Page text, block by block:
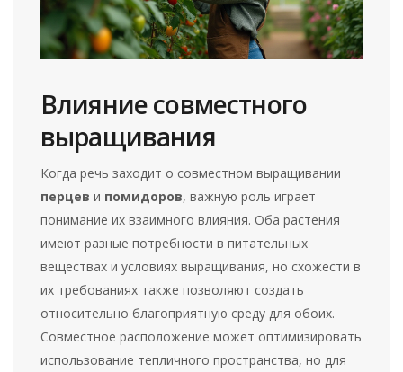
Влияние совместного
выращивания
Когда речь заходит о совместном выращивании
перцев и помидоров, важную роль играет
понимание их взаимного влияния. Оба растения
имеют разные потребности в питательных
веществах и условиях выращивания, но схожести в
их требованиях также позволяют создать
относительно благоприятную среду для обоих.
Совместное расположение может оптимизировать
использование тепличного пространства, но для